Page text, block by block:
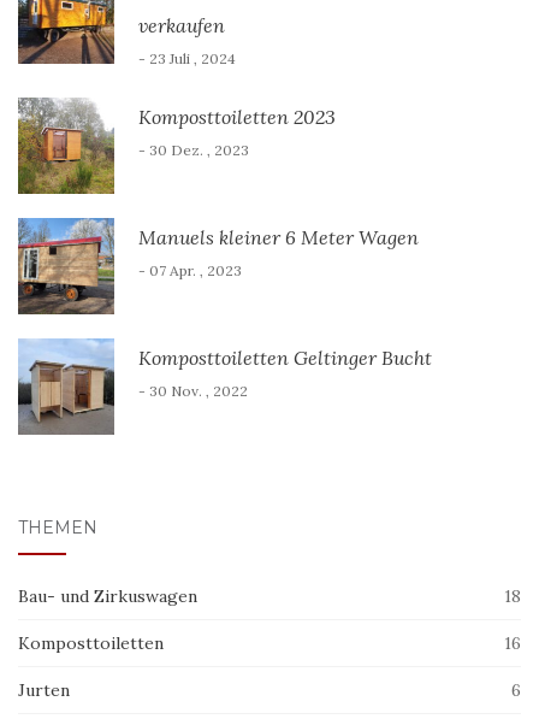
verkaufen
- 23 Juli , 2024
Komposttoiletten 2023
- 30 Dez. , 2023
Manuels kleiner 6 Meter Wagen
- 07 Apr. , 2023
Komposttoiletten Geltinger Bucht
- 30 Nov. , 2022
THEMEN
Bau- und Zirkuswagen 18
Komposttoiletten 16
Jurten 6